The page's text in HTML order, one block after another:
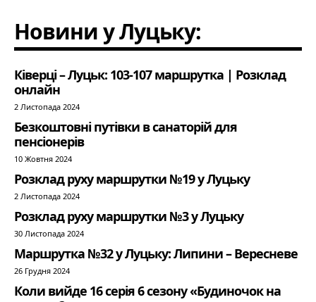
Новини у Луцьку:
Ківерці – Луцьк: 103-107 маршрутка | Розклад
онлайн
2 Листопада 2024
Безкоштовні путівки в санаторій для
пенсіонерів
10 Жовтня 2024
Розклад руху маршрутки №19 у Луцьку
2 Листопада 2024
Розклад руху маршрутки №3 у Луцьку
30 Листопада 2024
Маршрутка №32 у Луцьку: Липини – Вересневе
26 Грудня 2024
Коли вийде 16 серія 6 сезону «Будиночок на